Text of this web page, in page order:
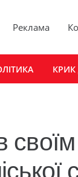
Реклама
КРИК